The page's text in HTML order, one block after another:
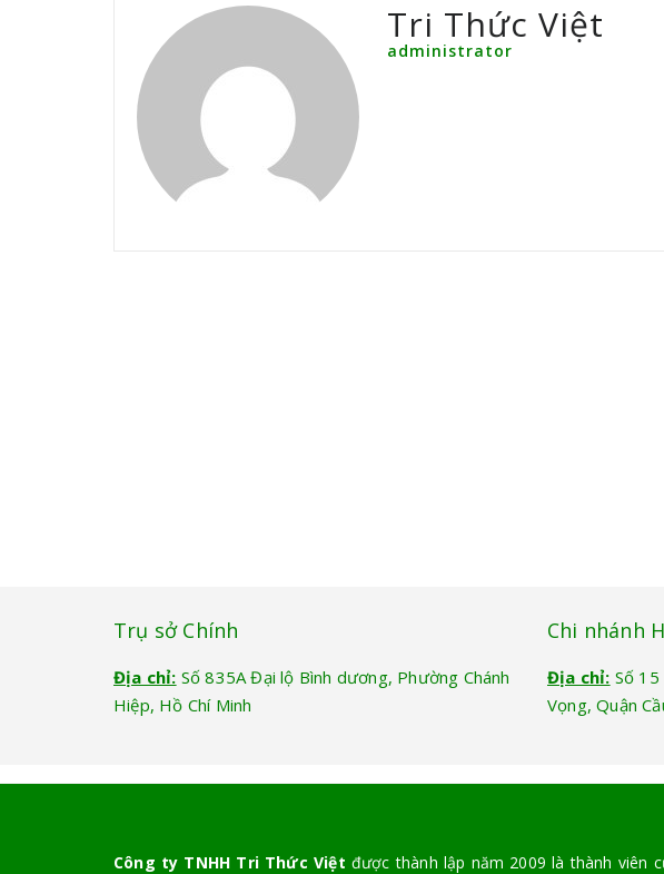
Tri Thức Việt
administrator
Trụ sở Chính
Địa chỉ: Số 835A Đại lộ Bình dương, Phường Chánh
Hiệp, Hồ Chí Minh
Chi nhánh
Địa chỉ: Số
Vọng, Quận
Công ty TNHH Tri Thức Việt được thành lập năm 2009 là thành viên